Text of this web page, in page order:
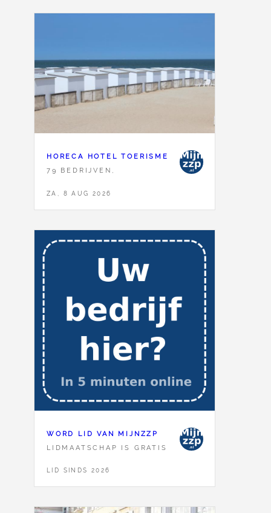
HORECA HOTEL TOERISME
79 BEDRIJVEN,
ZA, 8 AUG 2026
WORD LID VAN MIJNZZP
LIDMAATSCHAP IS GRATIS
LID SINDS 2026